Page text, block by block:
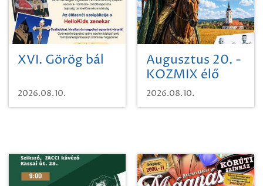
XVI. Görög bál
2026.08.10.
Augusztus 20. -
KOZMIX élő
koncert
2026.08.10.